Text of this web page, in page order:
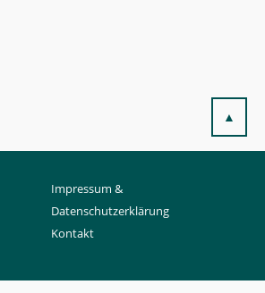
▲
Impressum &
Datenschutzerklärung
Kontakt